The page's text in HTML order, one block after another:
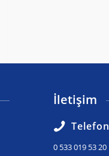
İletişim
Telefon
0 533 019 53 20